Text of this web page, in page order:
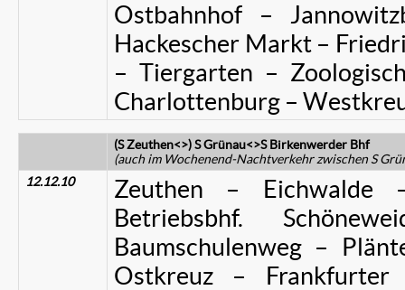
Ostbahnhof –
Hackescher Markt –
– Tiergarten –
Charlottenburg –
(S Zeuthen<>) S Grünau<>S Birkenwerder Bhf
(auch im Wochenend-Nachtverkehr zwischen S
12.12.10
Zeuthen –
Betriebsbhf.
Baumschulenweg –
Ostkreuz –